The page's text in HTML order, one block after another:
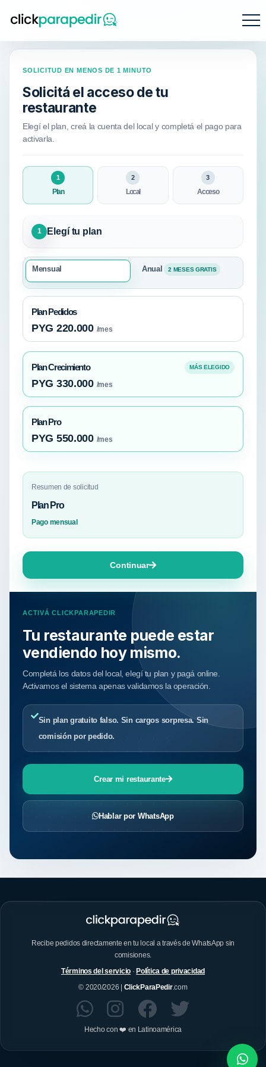
ACTIVÁ CLICKPARAPEDIR
Tu restaurante puede estar
vendiendo hoy mismo.
Completá los datos del local, elegí tu plan y pagá online.
Activamos el sistema apenas validamos la operación.
Sin plan gratuito falso. Sin cargos sorpresa. Sin
comisión por pedido.
Crear mi restaurante
Hablar por WhatsApp
SOLICITUD EN MENOS DE 1 MINUTO
Solicitá el acceso de tu
restaurante
Elegí el plan, creá la cuenta del local y completá el pago para
activarla.
1
Plan
2
Local
3
Acceso
1 Elegí tu plan
Mensual Anual 2 MESES GRATIS
Plan Pedidos
PYG 220.000 /mes
Plan Crecimiento MÁS ELEGIDO
PYG 330.000 /mes
Plan Pro
PYG 550.000 /mes
Resumen de solicitud
Plan Pro
Pago mensual
Continuar
Recibe pedidos directamente en tu local a través de WhatsApp sin
comisiones.
Términos del servicio · Política de privacidad
© 2020/2026 | ClickParaPedir.com
Hecho con ❤️ en Latinoamérica